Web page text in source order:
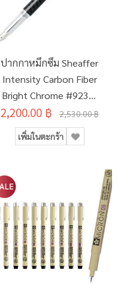
ปากกาหมึกซึม Sheaffer
Intensity Carbon Fiber
Bright Chrome #9239-
0M
2,200.00 ฿ 2,530.00 ฿
เพิ่มในตะกร้า